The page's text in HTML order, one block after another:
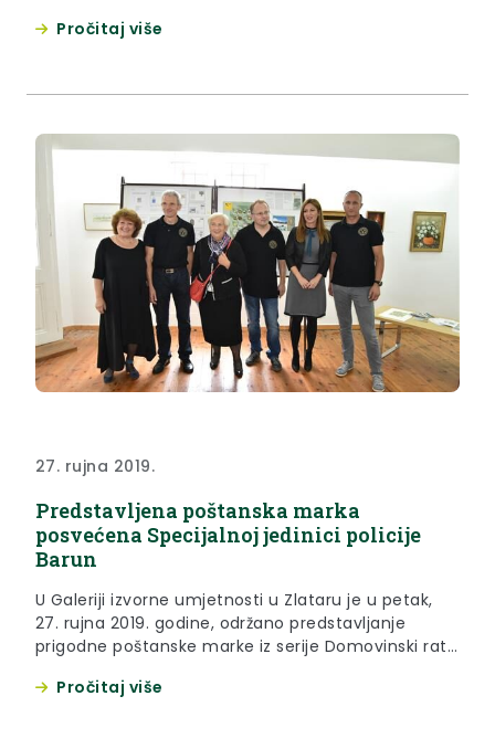
Pročitaj više
27. rujna 2019.
Predstavljena poštanska marka
posvećena Specijalnoj jedinici policije
Barun
U Galeriji izvorne umjetnosti u Zlataru je u petak,
27. rujna 2019. godine, održano predstavljanje
prigodne poštanske marke iz serije Domovinski rat
jedinici policije Barun iz Zlatara.
Pročitaj više